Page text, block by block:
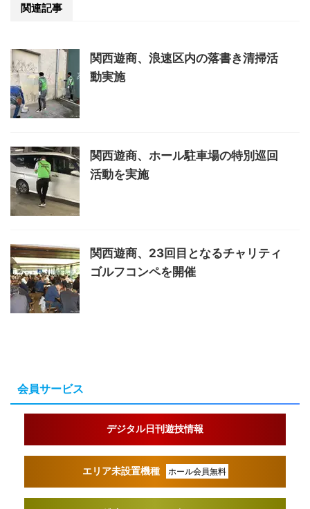
関連記事
関西遊商、浪速区内の落書き清掃活
動実施
関西遊商、ホール駐車場の特別巡回
活動を実施
関西遊商、23回目となるチャリティ
ゴルフコンペを開催
会員サービス
デジタル日刊遊技情報
エリア未設置機種 ホール会員無料